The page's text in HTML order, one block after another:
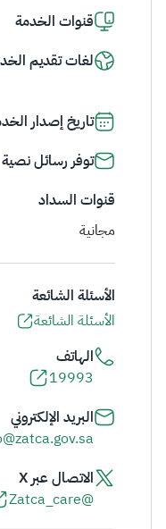
قنوات الخدمة
لغات تقديم
تاريخ إصدار
توفر رسائل نصية
قنوات السداد
مجانية
الأسئلة الشائعة
الأسئلة الشائعة
الهاتف
19993
البريد الإلكتروني
الاتصال عبر X
@Zatca_care